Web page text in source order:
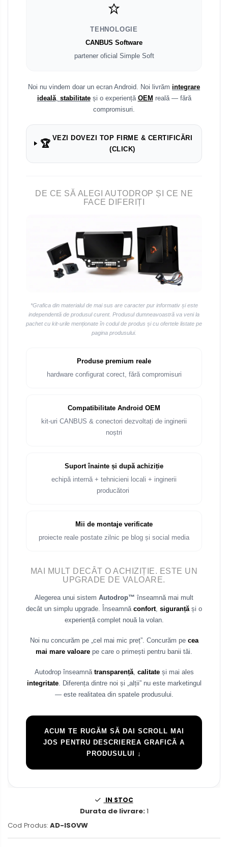
Ssangyong
Navigații auto universale
Navigații universale 1DIN
Rame adaptoare auto
Rame adaptoare Ford
Rame adaptoare M-Benz
Rame adaptoare Skoda
Rame adaptoare Dacia
Rame adaptoare BMW
Rame adaptoare Renault
Rame Adaptoare Porsche
Rame adaptoare Daihatsu
Rame adaptoare Alfa Romeo
Rame adaptoare Fiat
Rame adaptoare Hyundai
Rame adaptoare Chevrolet
Rame adaptoare Mitsubishi
Rame adaptoare Jeep
TEHNOLOGIE
CANBUS Software
partener oficial Simple Soft
Noi nu vindem doar un ecran Android. Noi livrăm integrare
ideală, stabilitateși o experiență OEM reală — fără
compromisuri.
🏆
VEZI DOVEZI TOP FIRME & CERTIFICĂRI
(CLICK)
DE CE SĂ ALEGI AUTODROP ȘI CE NE
FACE DIFERIȚI
*Grafica din materialul de mai sus are caracter pur informativ și este
independentă de produsul curent. Produsul dumneavoastră va veni la
pachet cu kit-urile menționate în codul de produs și cu ofertele listate pe
pagina produsului.
Produse premium reale
hardware configurat corect, fără compromisuri
Compatibilitate Android OEM
kit-uri CANBUS & conectori dezvoltați de inginerii
noștri
Suport înainte și după achiziție
echipă internă + tehnicieni locali + inginerii
producători
Mii de montaje verificate
proiecte reale postate zilnic pe blog și social media
MAI MULT DECÂT O ACHIZIȚIE. ESTE UN
UPGRADE DE VALOARE.
Alegerea unui sistem Autodrop™ înseamnă mai mult
decât un simplu upgrade. Înseamnă confort, siguranță și o
experiență complet nouă la volan.
Noi nu concurăm pe „cel mai mic preț”. Concurăm pe cea
mai mare valoare pe care o primești pentru banii tăi.
Autodrop înseamnă transparență, calitateși mai ales
integritate. Diferența dintre noi și „alții” nu este marketingul
— este realitatea din spatele produsului.
ACUM TE RUGĂM SĂ DAI SCROLL MAI
JOS PENTRU DESCRIEREA GRAFICĂ A
PRODUSULUI ↓
IN STOC
Durata de livrare:1
Cod Produs: AD-ISOVW